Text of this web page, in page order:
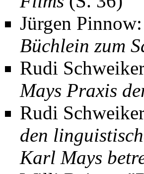
Jürgen Pinnow:
Büchlein zum
Rudi
Mays Praxis
Rudi
den
Karl Mays